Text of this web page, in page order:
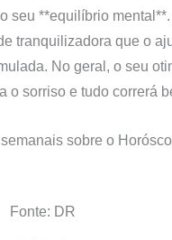
seu **equilíbrio
tranquilizadora que o
No geral, o seu
o sorriso e tudo correrá
sobre o
Fonte: DR